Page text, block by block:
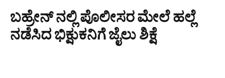
ಬಹ್ರೇನ್‌ ನಲ್ಲಿ ಪೊಲೀಸರ ಮೇಲೆ ಹಲ್ಲೆ
ನಡೆಸಿದ ಭಿಕ್ಷುಕನಿಗೆ ಜೈಲು ಶಿಕ್ಷೆ